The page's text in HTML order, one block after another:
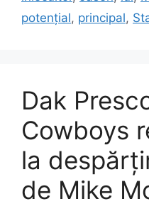
potențial, principal,
Dak
Cowboys
la
de Mike